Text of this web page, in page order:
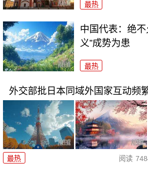
最热
中国代表：绝
义”成势为患
最热
外交部批日本同域外国家互动频
最热 阅读